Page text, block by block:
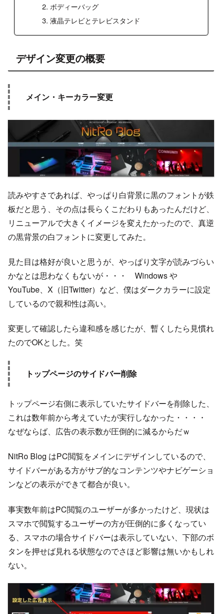
ボディーバッグ
液晶テレビとテレビスタンド
デザイン変更の概要
メイン・キーカラー変更
読みやすさであれば、やっぱり白背景に黒のフォントが鉄
板だと思う、その点は長らくこだわりもあったんだけど、
リニューアルで大きくイメージを変えたかったので、真逆
の黒背景の白フォントに変更してみた。
見た目は格好が良いと思うが、やっぱり文字が読みづらい
かなとは思わなくもないが・・・ Windows や
YouTube、X（旧Twitter）など、僕はダークカラーに設定
しているので親和性は高い。
変更して確認したら違和感を感じたが、暫くしたら見慣れ
たのでOKとした。笑
トップページのサイドバー削除
トップページ右側に表示していたサイドバーを削除した、
これは数年前から考えていたが実行しなかった・・・・
なぜならば、広告の表示数が圧倒的に減るからだｗ
NitRo Blog はPC閲覧をメインにデザインしているので、
サイドバーがある方がサブ的なコンテンツやナビゲーショ
ンなどの表示ができて都合が良い。
事実数年前はPC閲覧のユーザーが多かったけど、現状は
スマホで閲覧するユーザーの方が圧倒的に多くなってい
る、スマホの場合サイドバーは表示していない、下部のボ
タンを押せば見れる状態なのでさほど影響は無いかもしれ
ない。